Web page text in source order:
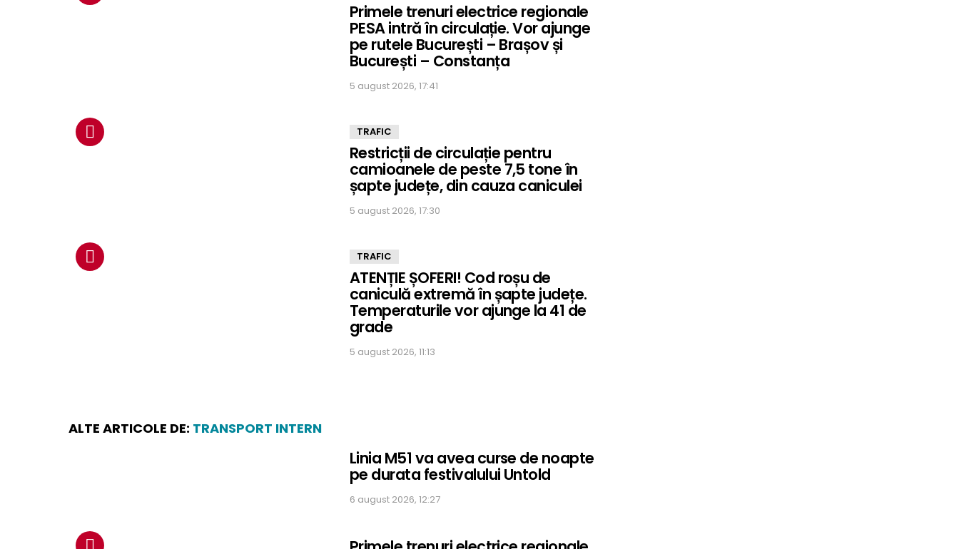
Primele trenuri electrice regionale
PESA intră în circulație. Vor ajunge
pe rutele București – Brașov și
București – Constanța
5 august 2026, 17:41
TRAFIC
Restricții de circulație pentru
camioanele de peste 7,5 tone în
șapte județe, din cauza caniculei
5 august 2026, 17:30
TRAFIC
ATENȚIE ȘOFERI! Cod roșu de
caniculă extremă în șapte județe.
Temperaturile vor ajunge la 41 de
grade
5 august 2026, 11:13
ALTE ARTICOLE DE: TRANSPORT INTERN
Linia M51 va avea curse de noapte
pe durata festivalului Untold
6 august 2026, 12:27